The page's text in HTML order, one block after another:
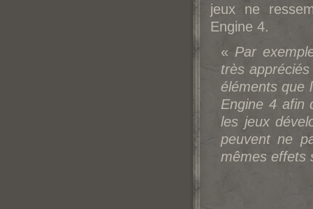
jeux ne
Engine 4.
« Par
très
éléments que
Engine 4 afin
les jeux
peuvent ne
mêmes effets